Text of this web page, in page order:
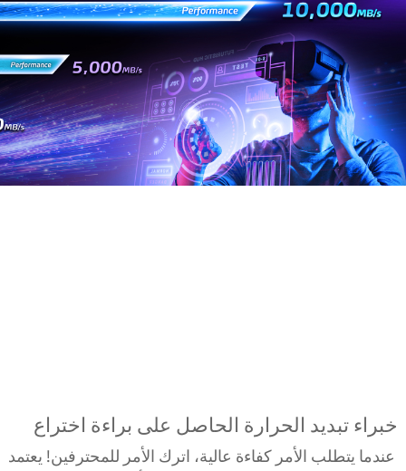
خبراء تبديد الحرارة الحاصل على براءة اختراع
عندما يتطلب الأمر كفاءة عالية، اترك الأمر للمحترفين! يعتمد